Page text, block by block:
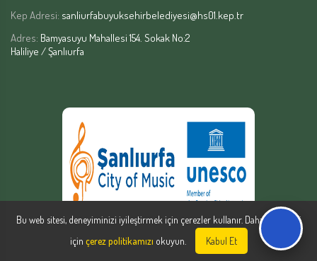
Kep Adresi: sanliurfabuyuksehirbelediyesi@hs01.kep.tr
Adres: Bamyasuyu Mahallesi 154. Sokak No:2
Haliliye / Şanlıurfa
Şanlıurfa Büyükşehir Belediyesi | Yazılım Şube Müdürlüğü © Copyright
Bu web sitesi, deneyiminizi iyileştirmek için çerezler kullanır. Daha fazla bilgi
için çerez politikamızı okuyun. Kabul Et